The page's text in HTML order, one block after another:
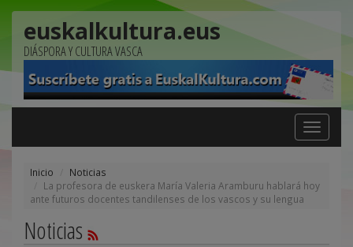
euskalkultura.eus
DIÁSPORA Y CULTURA VASCA
Toggle
navigation
Inicio
Noticias
La profesora de euskera María Valeria Aramburu hablará hoy
ante futuros docentes tandilenses de los vascos y su lengua
Noticias